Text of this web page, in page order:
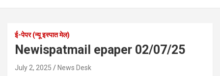
ई-पेपर (न्यू इस्पात मेल)
Newispatmail epaper 02/07/25
July 2, 2025 News Desk